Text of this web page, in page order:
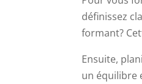
définissez
formant?
Ensuite,
un équilibre